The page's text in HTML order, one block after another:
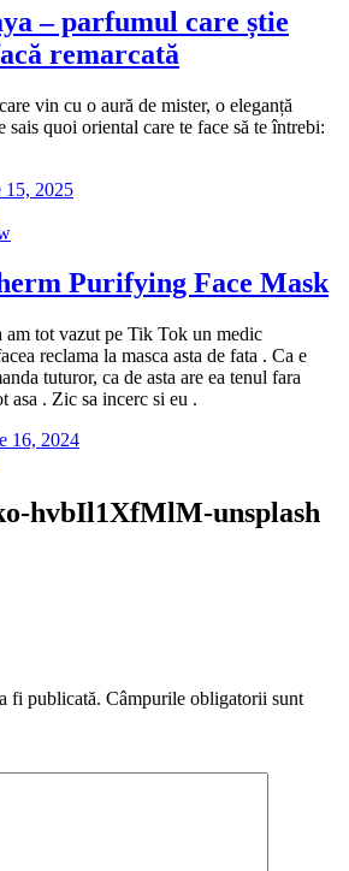
– parfumul care știe
remarcată
vin cu o aură de mister, o eleganță
sais quoi oriental care te face să te întrebi:
15, 2025
Purifying Face Mask
am tot vazut pe Tik Tok un medic
reclama la masca asta de fata . Ca e
tuturor, ca de asta are ea tenul fara
asa . Zic sa incerc si eu .
16, 2024
hvbIl1XfMlM-unsplash
fi publicată. Câmpurile obligatorii sunt